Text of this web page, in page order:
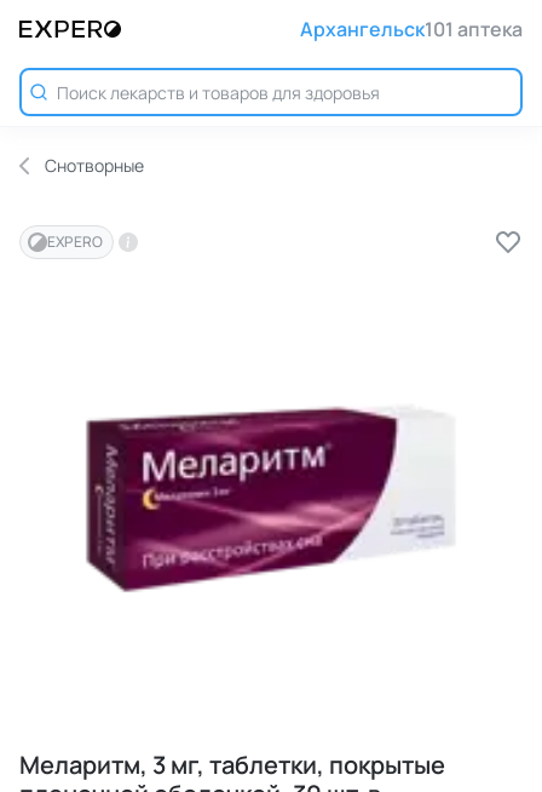
Архангельск101 аптека
Снотворные
EXPERO
Меларитм, 3 мг, таблетки, покрытые